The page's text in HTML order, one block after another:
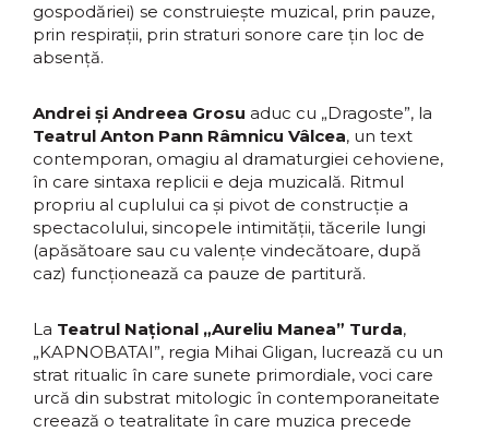
gospodăriei) se construiește muzical, prin pauze,
prin respirații, prin straturi sonore care țin loc de
absență.
Andrei și Andreea Grosu aduc cu „Dragoste”, la
Teatrul Anton Pann Râmnicu Vâlcea, un text
contemporan, omagiu al dramaturgiei cehoviene,
în care sintaxa replicii e deja muzicală. Ritmul
propriu al cuplului ca și pivot de construcție a
spectacolului, sincopele intimității, tăcerile lungi
(apăsătoare sau cu valențe vindecătoare, după
caz) funcționează ca pauze de partitură.
La Teatrul Național „Aureliu Manea” Turda,
„KAPNOBATAI”, regia Mihai Gligan, lucrează cu un
strat ritualic în care sunete primordiale, voci care
urcă din substrat mitologic în contemporaneitate
creează o teatralitate în care muzica precede